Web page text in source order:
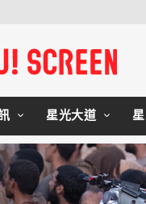
星光大道